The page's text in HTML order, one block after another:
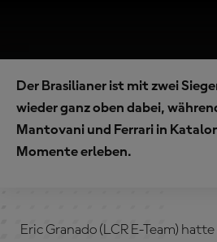
Der Brasilianer ist mit zwei
wieder ganz oben dabei,
Mantovani und Ferrari in
Momente erleben.
Eric Granado (LCR E-Team)